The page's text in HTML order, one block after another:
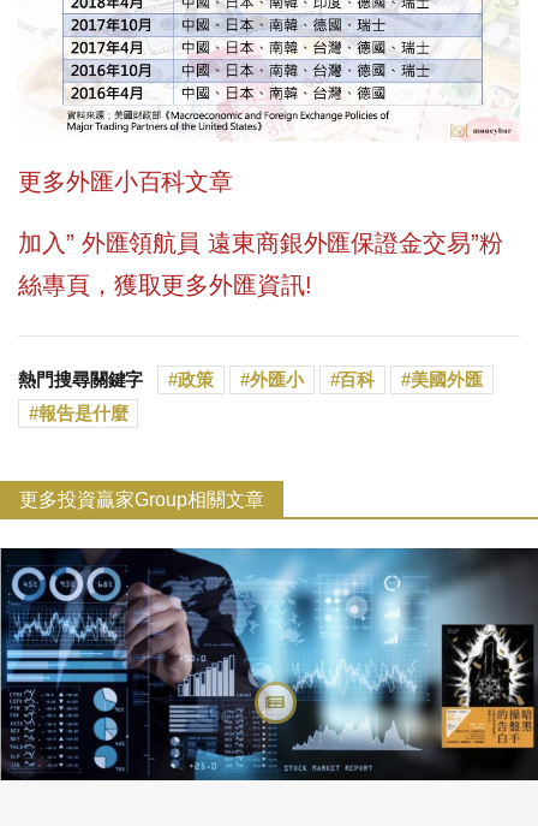
更多外匯小百科文章
加入” 外匯領航員 遠東商銀外匯保證金交易”粉
絲專頁，獲取更多外匯資訊!
熱門搜尋關鍵字 政策 外匯小 百科
美國外匯
報告是什麼
更多投資贏家Group相關文章